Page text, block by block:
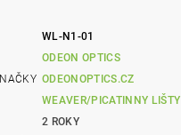
WL-N1-01
ODEON OPTICS
ODEONOPTICS.CZ
WEAVER/PICATINNY LIŠTY
2 ROKY